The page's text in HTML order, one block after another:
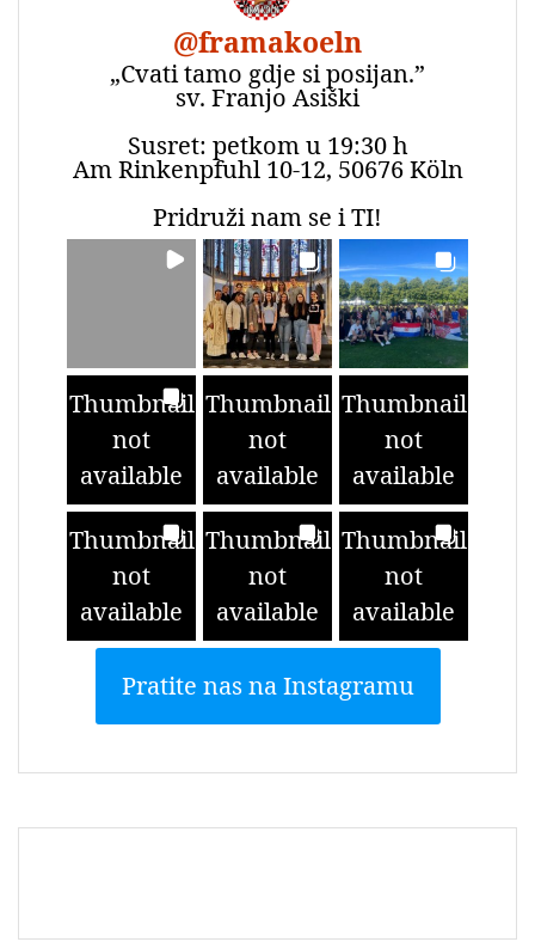
@framakoeln
„Cvati tamo gdje si posijan.”
sv. Franjo Asiški
Susret: petkom u 19:30 h
Am Rinkenpfuhl 10-12, 50676 Köln
Pridruži nam se i TI!
Thumbnail
not
available
Thumbnail
not
available
Thumbnail
not
available
Thumbnail
not
available
Thumbnail
not
available
Thumbnail
not
available
Pratite nas na Instagramu